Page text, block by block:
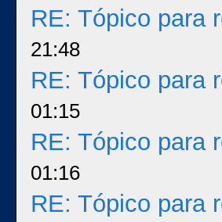
RE: Tópico para
21:48
RE: Tópico para
01:15
RE: Tópico para
01:16
RE: Tópico para